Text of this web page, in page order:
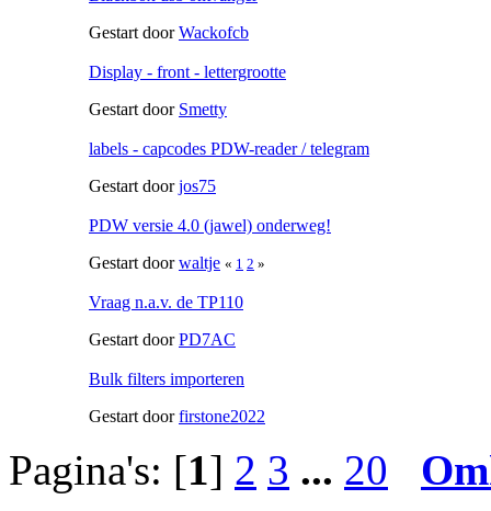
Gestart doorWackofcb
Display - front - lettergrootte
Gestart door Smetty
labels - capcodes PDW-reader / telegram
Gestart doorjos75
PDW versie 4.0 (jawel) onderweg!
Gestart doorwaltje « 1 2 »
Vraag n.a.v. de TP110
Gestart doorPD7AC
Bulk filters importeren
Gestart doorfirstone2022
Pagina's: [1] 2 3 ... 20